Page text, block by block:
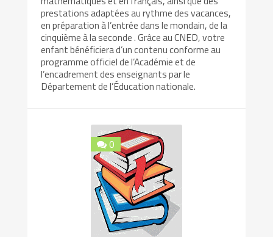
prestations adaptées au rythme des vacances,
en préparation à l’entrée dans le mondain, de la
cinquième à la seconde . Grâce au CNED, votre
enfant bénéficiera d’un contenu conforme au
programme officiel de l’Académie et de
l’encadrement des enseignants par le
Département de l’Éducation nationale.
0